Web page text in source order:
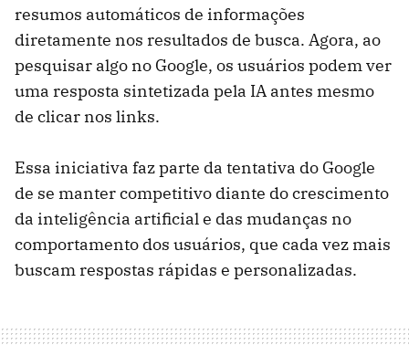
resumos automáticos de informações
diretamente nos resultados de busca. Agora, ao
pesquisar algo no Google, os usuários podem ver
uma resposta sintetizada pela IA antes mesmo
de clicar nos links.
Essa iniciativa faz parte da tentativa do Google
de se manter competitivo diante do crescimento
da inteligência artificial e das mudanças no
comportamento dos usuários, que cada vez mais
buscam respostas rápidas e personalizadas.